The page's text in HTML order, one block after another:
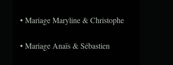
Mariage Maryline & Christophe
Mariage Anaïs & Sébastien